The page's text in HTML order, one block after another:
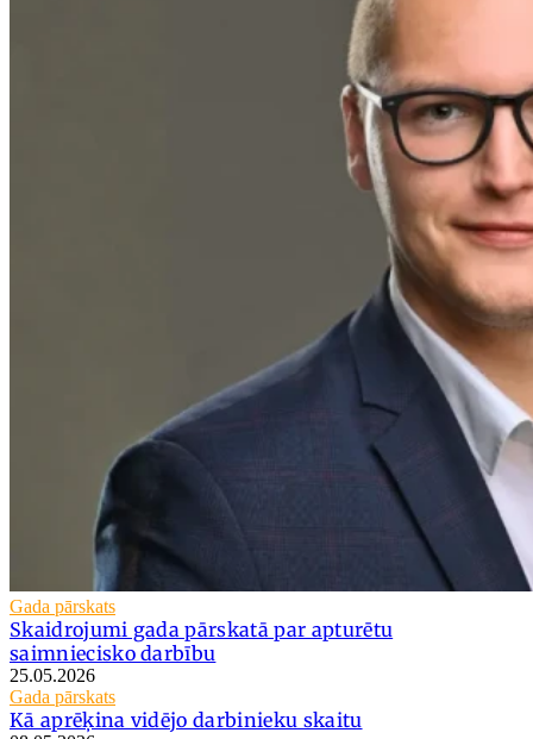
Gada pārskats
Skaidrojumi gada pārskatā par apturētu
saimniecisko darbību
25.05.2026
Gada pārskats
Kā aprēķina vidējo darbinieku skaitu